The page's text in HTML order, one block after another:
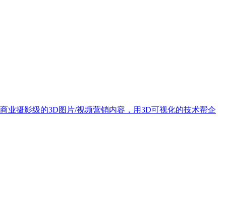
业摄影级的3D图片/视频营销内容，用3D可视化的技术帮企